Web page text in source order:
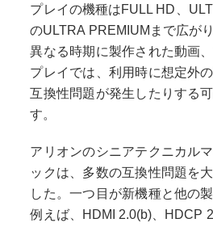
プレイの機種はFULL HD、
のULTRA PREMIUMまで広が
異なる時期に製作された動画
プレイでは、利用時に想定外
互換性問題が発生したりする
す。
アリオンのシニアテクニカル
ックは、多数の互換性問題を
した。一つ目が新機種と他の
例えば、HDMI 2.0(b)、HDCP